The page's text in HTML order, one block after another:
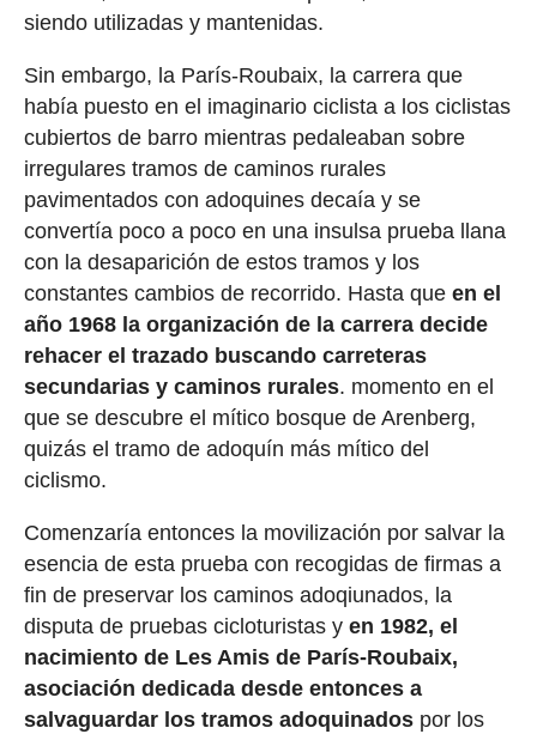
siendo utilizadas y mantenidas.
Sin embargo, la París-Roubaix, la carrera que
había puesto en el imaginario ciclista a los ciclistas
cubiertos de barro mientras pedaleaban sobre
irregulares tramos de caminos rurales
pavimentados con adoquines decaía y se
convertía poco a poco en una insulsa prueba llana
con la desaparición de estos tramos y los
constantes cambios de recorrido. Hasta que en el
año 1968 la organización de la carrera decide
rehacer el trazado buscando carreteras
secundarias y caminos rurales. momento en el
que se descubre el mítico bosque de Arenberg,
quizás el tramo de adoquín más mítico del
ciclismo.
Comenzaría entonces la movilización por salvar la
esencia de esta prueba con recogidas de firmas a
fin de preservar los caminos adoqiunados, la
disputa de pruebas cicloturistas y en 1982, el
nacimiento de Les Amis de París-Roubaix,
asociación dedicada desde entonces a
salvaguardar los tramos adoquinadospor los